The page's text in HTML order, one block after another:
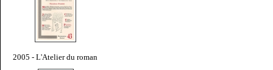
2005 - L'Atelier du roman